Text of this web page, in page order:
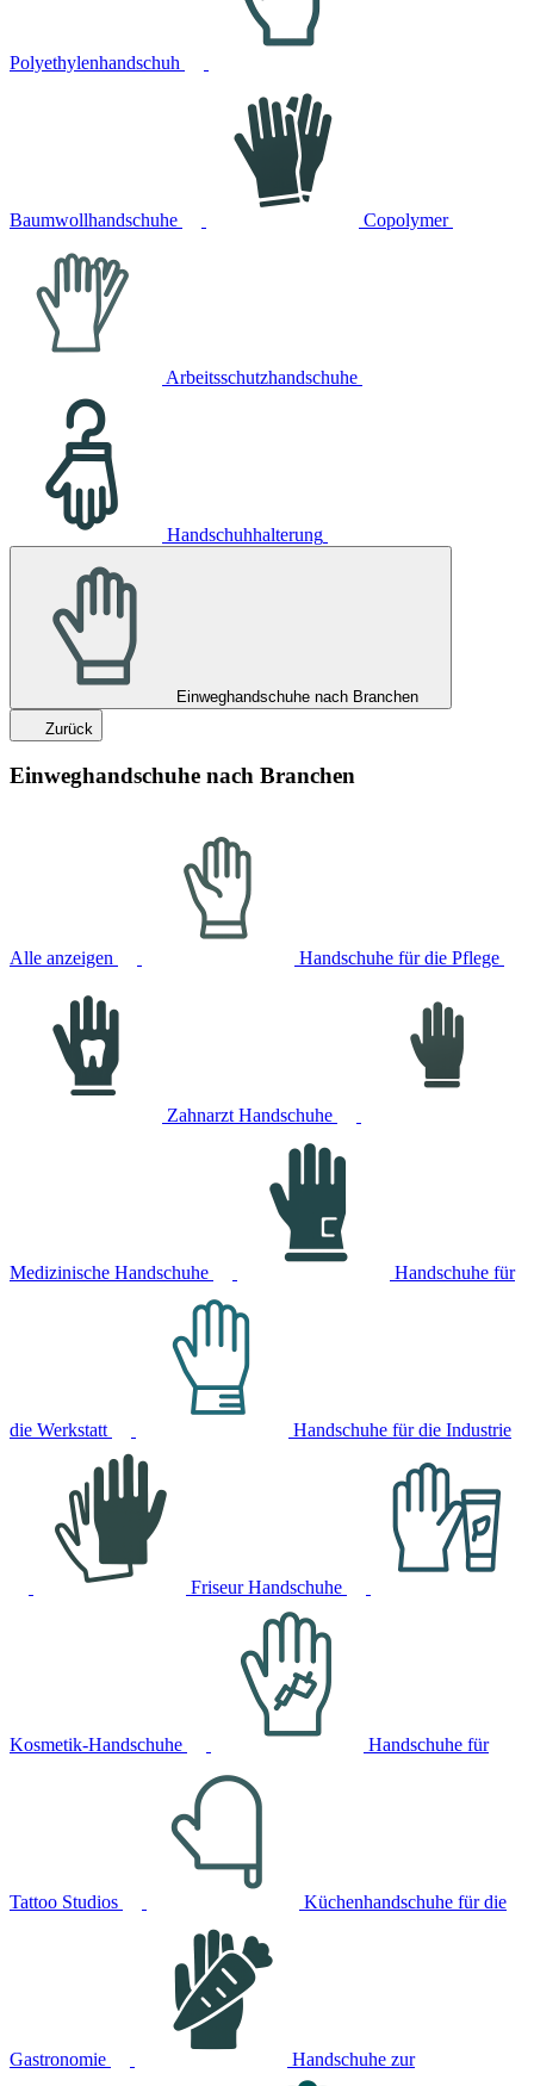
Polyethylenhandschuh
Baumwollhandschuhe Copolymer
Arbeitsschutzhandschuhe
Handschuhhalterung
Einweghandschuhe nach Branchen
Zurück
Einweghandschuhe nach Branchen
Alle anzeigen Handschuhe für die Pflege
Zahnarzt Handschuhe
Medizinische Handschuhe Handschuhe für
die Werkstatt Handschuhe für die Industrie
Friseur Handschuhe
Kosmetik-Handschuhe Handschuhe für
Tattoo Studios Küchenhandschuhe für die
Gastronomie Handschuhe zur